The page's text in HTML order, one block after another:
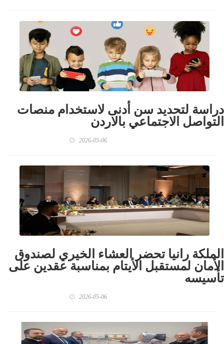
دراسة لتحديد سن أدنى لاستخدام منصات
التواصل الاجتماعي بالاردن
2026-05-06
الملكة رانيا تحضر العشاء الخيري لصندوق
الأمان لمستقبل الأيتام بمناسبة عقدين على
تأسيسه
2026-05-06